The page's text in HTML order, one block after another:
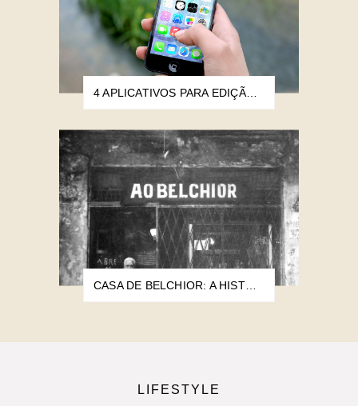
4 APLICATIVOS PARA EDIÇÃO DE IMAGEM E VIDEO QUE UTILIZO E RECOMENDO
CASA DE BELCHIOR: A HISTÓRIA DO BRECHÓ
LIFESTYLE